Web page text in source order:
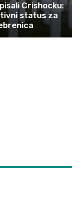
Crishocku:
status za